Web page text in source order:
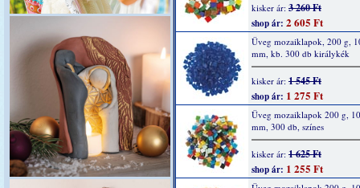
kisker ár: 3 260 Ft
shop ár: 2 605 Ft
Üveg mozaiklapok, 200 g,
mm, kb. 300 db királykék
kisker ár: 1 545 Ft
shop ár: 1 275 Ft
Üveg mozaiklapok 200 g,
mm, 300 db, színes
kisker ár: 1 625 Ft
shop ár: 1 255 Ft